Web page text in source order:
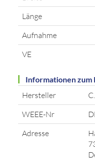
Länge
Aufnahme
VE
Informationen
Hersteller
WEEE-Nr
Adresse